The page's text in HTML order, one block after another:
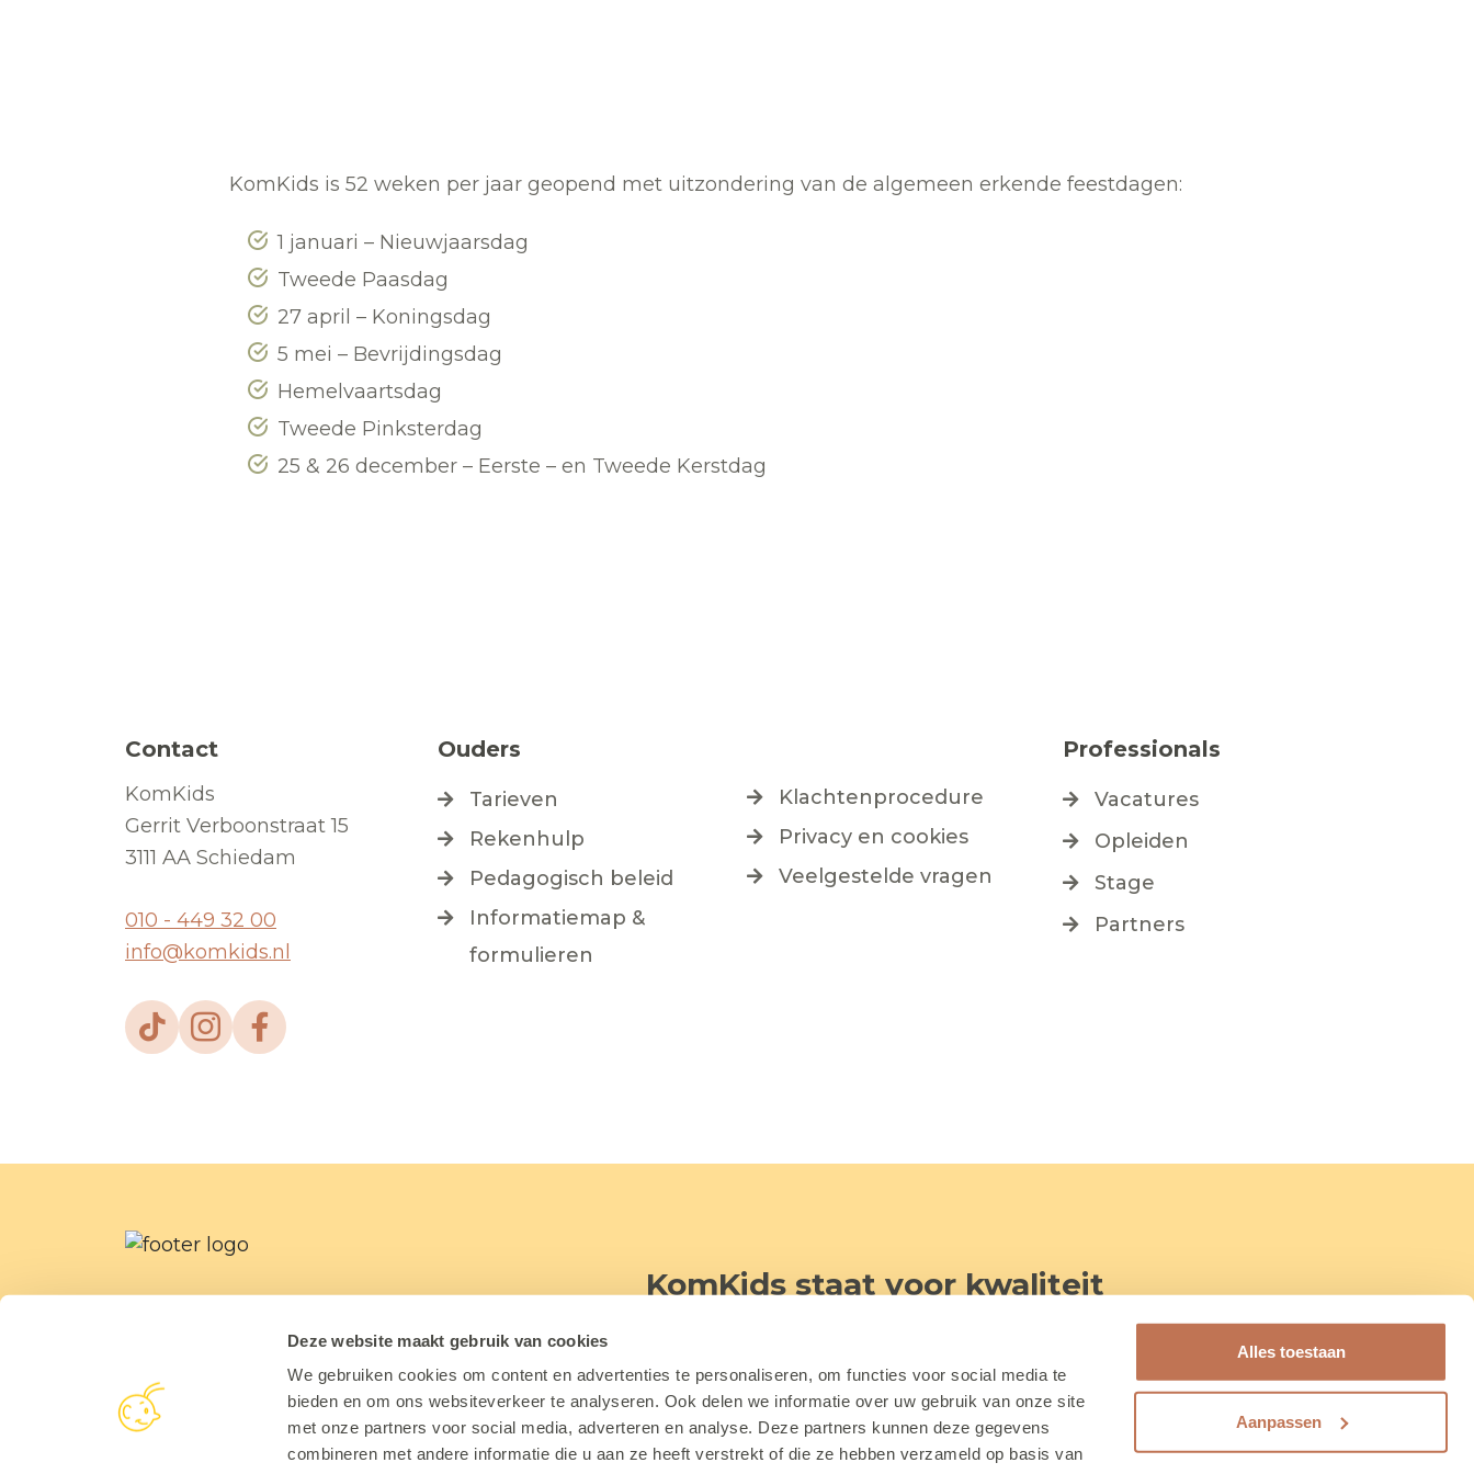
Deze website maakt gebruik van cookies
We gebruiken cookies om content en advertenties te personaliseren, om functies voor social media te
bieden en om ons websiteverkeer te analyseren. Ook delen we informatie over uw gebruik van onze site
met onze partners voor social media, adverteren en analyse. Deze partners kunnen deze gegevens
combineren met andere informatie die u aan ze heeft verstrekt of die ze hebben verzameld op basis van
Alles toestaan
Aanpassen
KomKids is 52 weken per jaar geopend met uitzondering van de algemeen erkende feestdagen:
1 januari – Nieuwjaarsdag
Tweede Paasdag
27 april – Koningsdag
5 mei – Bevrijdingsdag
Hemelvaartsdag
Tweede Pinksterdag
25 & 26 december – Eerste – en Tweede Kerstdag
Contact
KomKids
Gerrit Verboonstraat 15
3111 AA Schiedam
010 - 449 32 00
info@komkids.nl
Ouders
Tarieven
Rekenhulp
Pedagogisch beleid
Informatiemap &
formulieren
Klachtenprocedure
Privacy en cookies
Veelgestelde vragen
Professionals
Vacatures
Opleiden
Stage
Partners
KomKids staat voor kwaliteit
Bij KomKids verkennen kinderen (0 tot 13 jaar) de wereld elke dag een
beetje meer. We laten ze stap voor stap leren waar hun talenten
liggen.